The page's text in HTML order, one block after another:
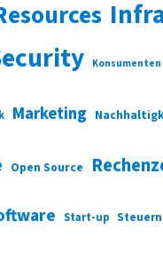
Konsumenten
Marketing
Open Source
Start-up Steuern